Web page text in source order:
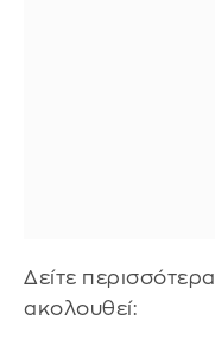
Δείτε
ακολουθεί: